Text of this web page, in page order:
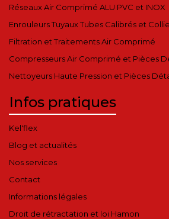
Réseaux Air Comprimé ALU PVC et INOX
Enrouleurs Tuyaux Tubes Calibrés et
Filtration et Traitements Air Comprimé
Compresseurs Air Comprimé et Pièces
Nettoyeurs Haute Pression et Pièces
Infos pratiques
Kel'flex
Blog et actualités
Nos services
Contact
Informations légales
Droit de rétractation et loi Hamon